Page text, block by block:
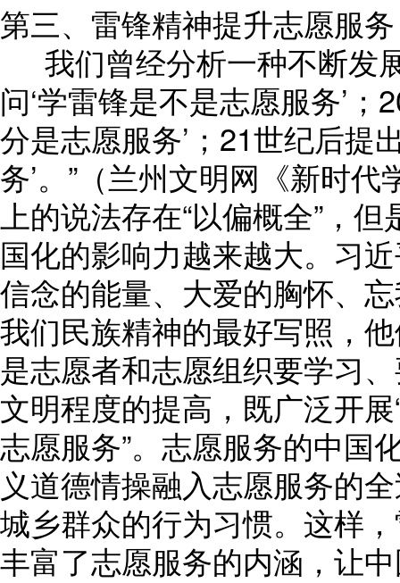
第三、雷锋精神提升志愿服务
我们曾经分析一种不断发
问‘学雷锋是不是志愿服务’
分是志愿服务’；21世纪后提
务’。”（兰州文明网《新时
上的说法存在“以偏概全”，
国化的影响力越来越大。习
信念的能量、大爱的胸怀、
我们民族精神的最好写照，
是志愿者和志愿组织要学习
文明程度的提高，既广泛开
志愿服务”。志愿服务的中国
义道德情操融入志愿服务的
城乡群众的行为习惯。这样
丰富了志愿服务的内涵，让